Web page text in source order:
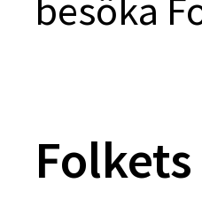
besöka